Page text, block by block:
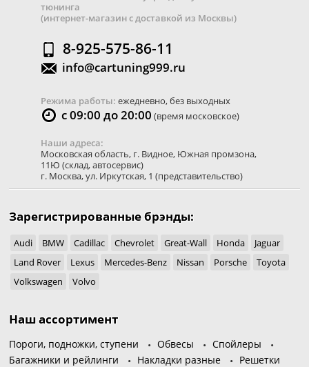
тюнинга
(интернет-магазин с доставкой из Москвы)
8-925-575-86-11
info@cartuning999.ru
Режима работы: ежедневно, без выходных
с 09:00 до 20:00 (время московское)
Наши адреса:
Московская область, г. Видное, Южная промзона,
11Ю (склад, автосервис)
г. Москва,ул. Иркутская, 1 (представительство)
Зарегистрированные брэнды:
Audi BMW Cadillac Chevrolet Great-Wall Honda
Jaguar
Land Rover
Lexus Mercedes-Benz Nissan Porsche
Toyota
Volkswagen
Volvo
Наш ассортимент
Пороги, подножки, ступени Обвесы
Спойлеры
Багажники и рейлинги
Накладки разные
Решетки